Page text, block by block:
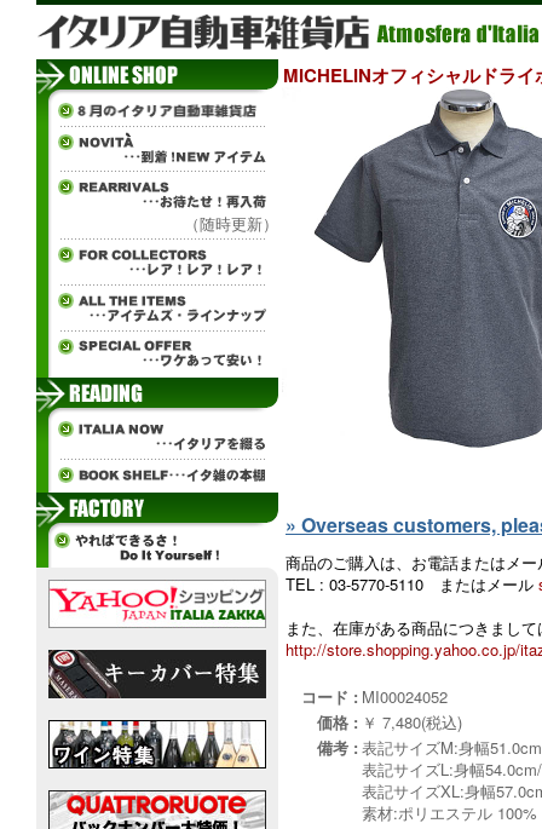
（随時更新）
MICHELINオフィシャルドラ
» Overseas customers,
商品のご購入は、お電話またはメ
TEL : 03-5770-5110 またはメール
また、在庫がある商品につきまし
http://store.shopping.yahoo.co.jp/
コード : MI00024052
価格 : ￥ 7,480(税込)
備考 : 表記サイズM:身幅
表記サイズL:身幅
表記サイズXL:身幅
素材:ポリエステル